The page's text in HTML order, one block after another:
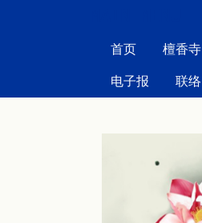
首页 檀香寺
电子报 联络